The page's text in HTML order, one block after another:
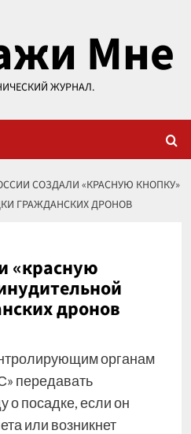
Мне
ЖУРНАЛ.
СОЗДАЛИ «КРАСНУЮ КНОПКУ»
ГРАЖДАНСКИХ ДРОНОВ
«красную
дронов
органам
передавать
о посадке, если он
или возникнет